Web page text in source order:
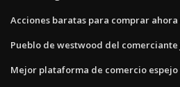
Acciones baratas para comprar ahora
Pueblo de westwood del comerciante
Mejor plataforma de comercio espejo